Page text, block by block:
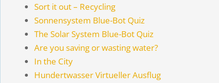
Sort it out – Recycling
Sonnensystem Blue-Bot Quiz
The Solar System Blue-Bot Quiz
Are you saving or wasting water?
In the City
Hundertwasser Virtueller Ausflug